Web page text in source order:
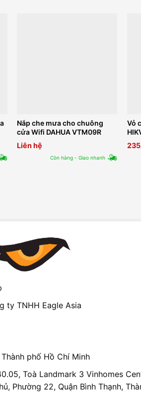
Nắp che mưa cho chuông
cửa Wifi DAHUA VTM09R
Liên hệ
Còn hàng - Giao nhanh
Vỏ
RS/
ty TNHH Eagle Asia
phố Hồ Chí Minh
Toà Landmark 3 Vinhomes
Phường 22, Quận Bình Thạnh,